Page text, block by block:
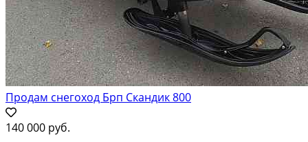
Продам снегоход Брп Скандик 800
140 000 руб.